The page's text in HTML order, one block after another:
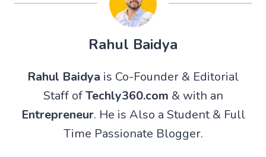
Rahul Baidya
Rahul Baidya is Co-Founder & Editorial
Staff ofTechly360.com & with an
Entrepreneur. He is Also a Student & Full
Time Passionate Blogger.